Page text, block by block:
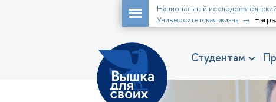
Национальный
Университетская жизнь
Студентам